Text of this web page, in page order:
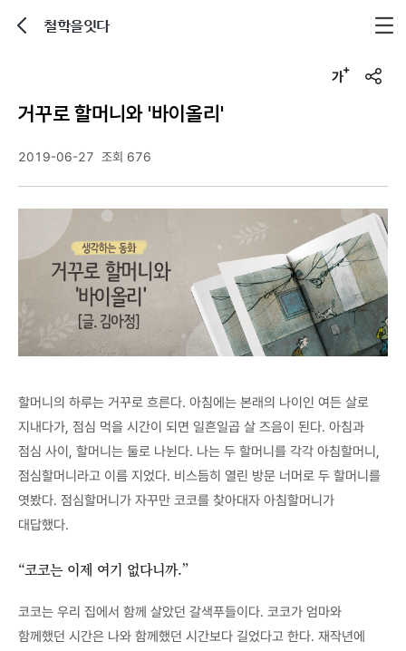
철학을잇다
u
거꾸로 할머니와 '바이올리'
2019-06-27 조회 676
할머니의 하루는 거꾸로 흐른다. 아침에는 본래의 나이인 여든 살로
지내다가, 점심 먹을 시간이 되면 일흔일곱 살 즈음이 된다. 아침과
점심 사이, 할머니는 둘로 나뉜다. 나는 두 할머니를 각각 아침할머니,
점심할머니라고 이름 지었다. 비스듬히 열린 방문 너머로 두 할머니를
엿봤다. 점심할머니가 자꾸만 코코를 찾아대자 아침할머니가
대답했다.
“코코는 이제 여기 없다니까.”
코코는 우리 집에서 함께 살았던 갈색푸들이다. 코코가 엄마와
함께했던 시간은 나와 함께했던 시간보다 길었다고 한다. 재작년에